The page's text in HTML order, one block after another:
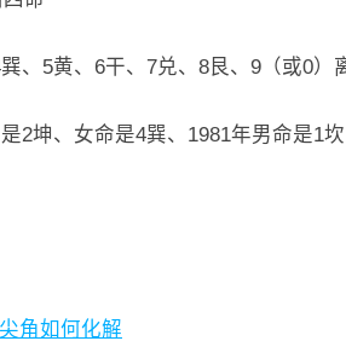
、5黄、6干、7兑、8艮、9（或0）
2坤、女命是4巽、1981年男命是1
角如何化解